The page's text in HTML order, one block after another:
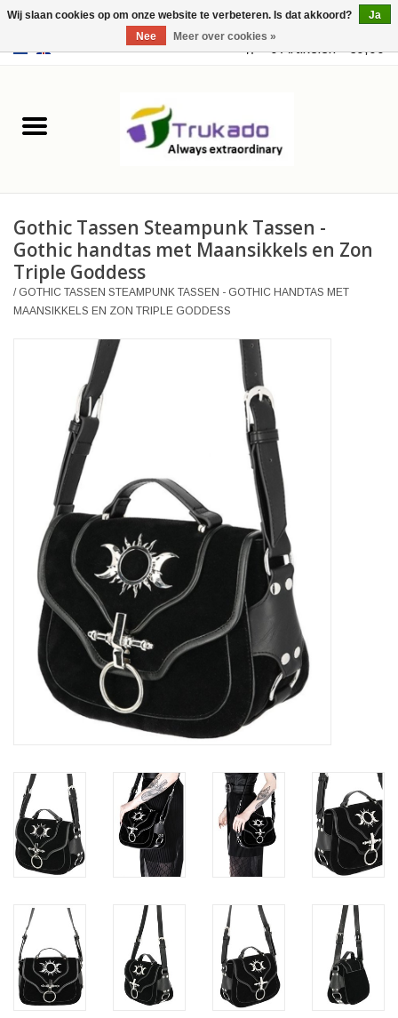
USD 0 Artikelen - €0,00
Leer
Merchandise
Retro Vintage
Veronese Design
Giftware & Lifestyle &
Collectables
Bezoek ons
Nieuw
Aanbiedingen
Gothic Tassen Steampunk Tassen -
Gothic handtas met Maansikkels en Zon
Triple Goddess
/ GOTHIC TASSEN STEAMPUNK TASSEN - GOTHIC HANDTAS MET
MAANSIKKELS EN ZON TRIPLE GODDESS
Wij slaan cookies op om onze website te verbeteren. Is dat akkoord?
Ja
Nee
Meer over cookies »